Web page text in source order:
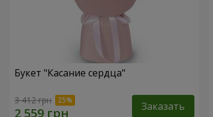
Букет "Касание сердца"
3 412 грн Заказать